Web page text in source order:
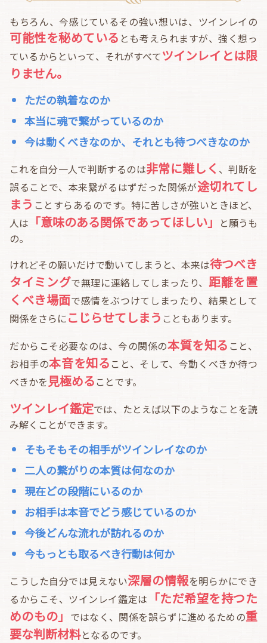
もちろん、今感じているその強い想いは、ツインレイの
可能性を秘めている とも考えられますが、強く想っ
ているからといって、それがすべてツインレイとは限
りません。
ただの執着なのか
本当に魂で繋がっているのか
今は動くべきなのか、それとも待つべきなのか
これを自分一人で判断するのは非常に難しく 、判断を
誤ることで、本来繋がるはずだった関係が途切れてし
まう ことすらあるのです。特に苦しさが強いときほど、
人は 「意味のある関係であってほしい」
と願うも
の。
けれどその願いだけで動いてしまうと、本来は待つべき
タイミングで無理に連絡してしまったり、距離を置
くべき場面で感情をぶつけてしまったり、結果として
関係をさらにこじらせてしまう こともあります。
だからこそ必要なのは、今の関係の本質を知る こと、
お相手の本音を知る こと、そして、今動くべきか待つ
べきかを見極めることです。
ツインレイ鑑定では、たとえば以下のようなことを読
み解くことができます。
そもそもその相手がツインレイなのか
二人の繋がりの本質は何なのか
現在どの段階にいるのか
お相手は本音でどう感じているのか
今後どんな流れが訪れるのか
今もっとも取るべき行動は何か
こうした自分では見えない深層の情報を明らかにでき
るからこそ、ツインレイ鑑定は
「ただ希望を持つた
めのもの」 ではなく、関係を誤らずに進めるための重
要な判断材料となるのです。